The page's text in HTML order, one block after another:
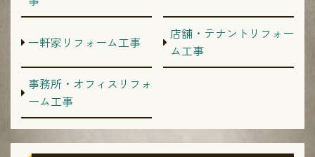
一軒家リフォーム工事
店舗・テナントリフォー
ム工事
事務所・オフィスリフォ
ーム工事